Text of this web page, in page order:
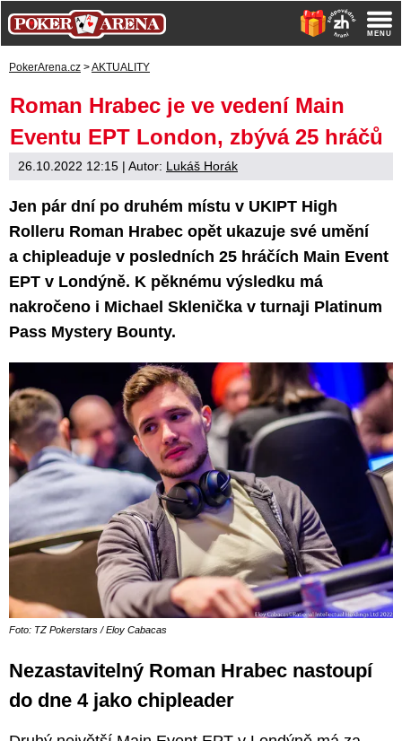
PokerArena.cz >AKTUALITY
Roman Hrabec je ve vedení Main
Eventu EPT London, zbývá 25 hráčů
26.10.2022 12:15 | Autor: Lukáš Horák
Jen pár dní po druhém místu v UKIPT High
Rolleru Roman Hrabec opět ukazuje své umění
a chipleaduje v posledních 25 hráčích Main Event
EPT v Londýně. K pěknému výsledku má
nakročeno i Michael Sklenička v turnaji Platinum
Pass Mystery Bounty.
Foto: TZ Pokerstars / Eloy Cabacas
Nezastavitelný Roman Hrabec nastoupí
do dne 4 jako chipleader